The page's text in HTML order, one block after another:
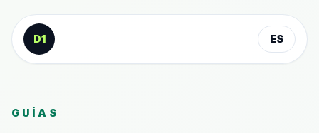
Saltar al contenido
D1
ES
GUÍAS